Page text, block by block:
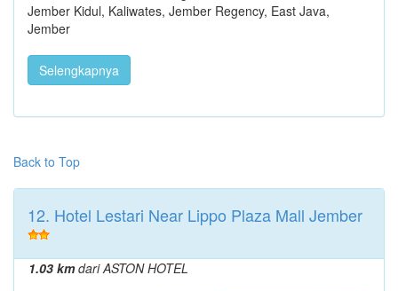
Jember Kidul, Kaliwates, Jember Regency, East Java,
Jember
Selengkapnya
Back to Top
12. Hotel Lestari Near Lippo Plaza Mall Jember
1.03 kmdari ASTON HOTEL